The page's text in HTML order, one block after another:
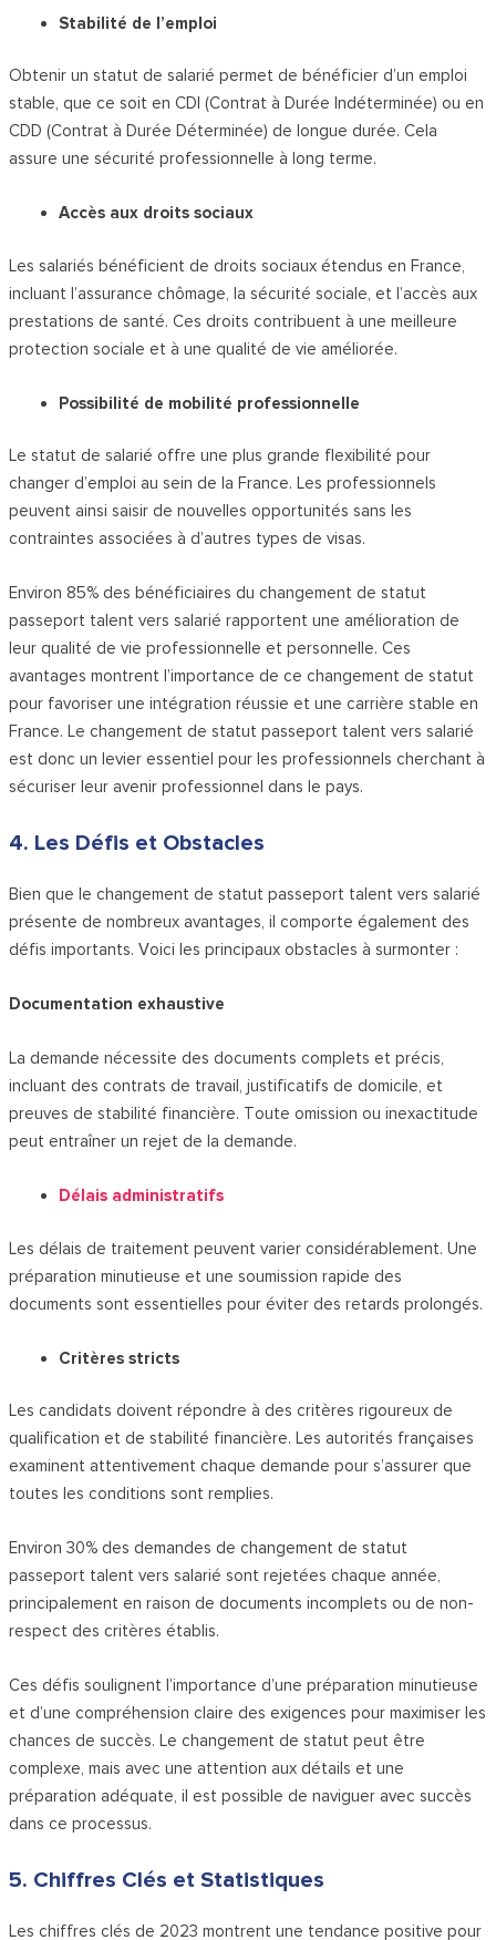
Stabilité de l’emploi
Obtenir un statut de salarié permet de bénéficier d’un emploi
stable, que ce soit en CDI (Contrat à Durée Indéterminée) ou en
CDD (Contrat à Durée Déterminée) de longue durée. Cela
assure une sécurité professionnelle à long terme.
Accès aux droits sociaux
Les salariés bénéficient de droits sociaux étendus en France,
incluant l’assurance chômage, la sécurité sociale, et l’accès aux
prestations de santé. Ces droits contribuent à une meilleure
protection sociale et à une qualité de vie améliorée.
Possibilité de mobilité professionnelle
Le statut de salarié offre une plus grande flexibilité pour
changer d’emploi au sein de la France. Les professionnels
peuvent ainsi saisir de nouvelles opportunités sans les
contraintes associées à d’autres types de visas.
Environ 85% des bénéficiaires du changement de statut
passeport talent vers salarié rapportent une amélioration de
leur qualité de vie professionnelle et personnelle. Ces
avantages montrent l’importance de ce changement de statut
pour favoriser une intégration réussie et une carrière stable en
France. Le changement de statut passeport talent vers salarié
est donc un levier essentiel pour les professionnels cherchant à
sécuriser leur avenir professionnel dans le pays.
4. Les Défis et Obstacles
Bien que le changement de statut passeport talent vers salarié
présente de nombreux avantages, il comporte également des
défis importants. Voici les principaux obstacles à surmonter :
Documentation exhaustive
La demande nécessite des documents complets et précis,
incluant des contrats de travail, justificatifs de domicile, et
preuves de stabilité financière. Toute omission ou inexactitude
peut entraîner un rejet de la demande.
Délais administratifs
Les délais de traitement peuvent varier considérablement. Une
préparation minutieuse et une soumission rapide des
documents sont essentielles pour éviter des retards prolongés.
Critères stricts
Les candidats doivent répondre à des critères rigoureux de
qualification et de stabilité financière. Les autorités françaises
examinent attentivement chaque demande pour s’assurer que
toutes les conditions sont remplies.
Environ 30% des demandes de changement de statut
passeport talent vers salarié sont rejetées chaque année,
principalement en raison de documents incomplets ou de non-
respect des critères établis.
Ces défis soulignent l’importance d’une préparation minutieuse
et d’une compréhension claire des exigences pour maximiser les
chances de succès. Le changement de statut peut être
complexe, mais avec une attention aux détails et une
préparation adéquate, il est possible de naviguer avec succès
dans ce processus.
5. Chiffres Clés et Statistiques
Les chiffres clés de 2023 montrent une tendance positive pour